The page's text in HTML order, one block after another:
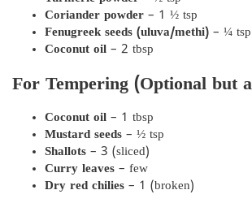
Coriander powder – 1 ½ tsp
Fenugreek seeds (uluva/methi) – ¼ tsp
Coconut oil – 2 tbsp
For Tempering (Optional but
Coconut oil – 1 tbsp
Mustard seeds – ½ tsp
Shallots – 3 (sliced)
Curry leaves – few
Dry red chilies – 1 (broken)